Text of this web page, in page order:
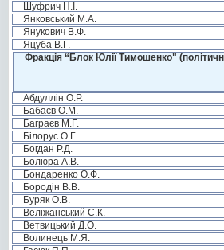
Шуфрич Н.І.
Янковський М.А.
Янукович В.Ф.
Яцуба В.Г.
Фракція “Блок Юлії Тимошенко"
Абдуллін О.Р.
Бабаєв О.М.
Баграєв М.Г.
Білорус О.Г.
Богдан Р.Д.
Болюра А.В.
Бондаренко О.Ф.
Бородін В.В.
Буряк О.В.
Веліжанський С.К.
Ветвицький Д.О.
Волинець М.Я.